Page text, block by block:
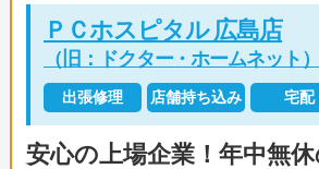
ＰＣホスピタル 広島店
（旧：ドクター・ホームネット）
出張修理 店舗持ち込み 宅配
安心の上場企業！年中無